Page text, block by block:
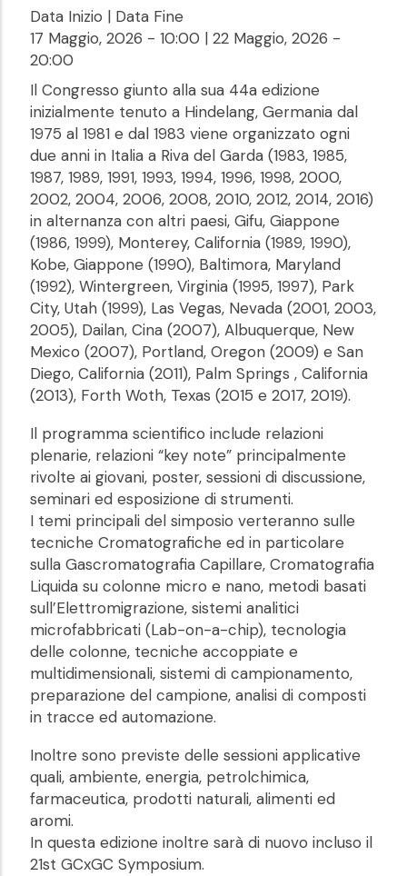
Data Inizio | Data Fine
17 Maggio, 2026 - 10:00 | 22 Maggio, 2026 -
20:00
Il Congresso giunto alla sua 44a edizione
inizialmente tenuto a Hindelang, Germania dal
1975 al 1981 e dal 1983 viene organizzato ogni
due anni in Italia a Riva del Garda (1983, 1985,
1987, 1989, 1991, 1993, 1994, 1996, 1998, 2000,
2002, 2004, 2006, 2008, 2010, 2012, 2014, 2016)
in alternanza con altri paesi, Gifu, Giappone
(1986, 1999), Monterey, California (1989, 1990),
Kobe, Giappone (1990), Baltimora, Maryland
(1992), Wintergreen, Virginia (1995, 1997), Park
City, Utah (1999), Las Vegas, Nevada (2001, 2003,
2005), Dailan, Cina (2007), Albuquerque, New
Mexico (2007), Portland, Oregon (2009) e San
Diego, California (2011), Palm Springs , California
(2013), Forth Woth, Texas (2015 e 2017, 2019).
Il programma scientifico include relazioni
plenarie, relazioni “key note” principalmente
rivolte ai giovani, poster, sessioni di discussione,
seminari ed esposizione di strumenti.
I temi principali del simposio verteranno sulle
tecniche Cromatografiche ed in particolare
sulla Gascromatografia Capillare, Cromatografia
Liquida su colonne micro e nano, metodi basati
sull’Elettromigrazione, sistemi analitici
microfabbricati (Lab-on-a-chip), tecnologia
delle colonne, tecniche accoppiate e
multidimensionali, sistemi di campionamento,
preparazione del campione, analisi di composti
in tracce ed automazione.
Inoltre sono previste delle sessioni applicative
quali, ambiente, energia, petrolchimica,
farmaceutica, prodotti naturali, alimenti ed
aromi.
In questa edizione inoltre sarà di nuovo incluso il
21st GCxGC Symposium.